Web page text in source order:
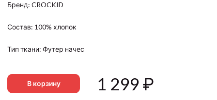
Бренд: CROCKID
Состав: 100% хлопок
Тип ткани: Футер начес
В корзину 1 299₽